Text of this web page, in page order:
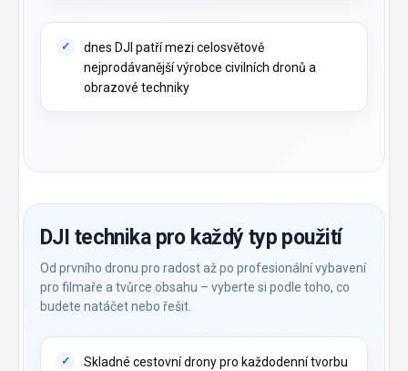
dnes DJI patří mezi celosvětově
nejprodávanější výrobce civilních dronů a
obrazové techniky
DJI technika pro každý typ použití
Od prvního dronu pro radost až po profesionální vybavení
pro filmaře a tvůrce obsahu – vyberte si podle toho, co
budete natáčet nebo řešit.
Skladné cestovní drony pro každodenní tvorbu